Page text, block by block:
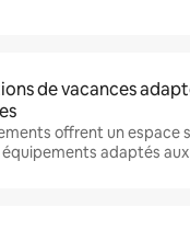
de vacances
offrent un espace
adaptés